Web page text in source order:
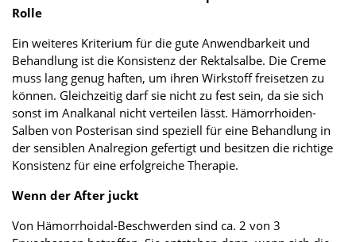
Rolle
Ein weiteres Kriterium für die gute Anwendbarkeit und
Behandlung ist die Konsistenz der Rektalsalbe. Die Creme
muss lang genug haften, um ihren Wirkstoff freisetzen zu
können. Gleichzeitig darf sie nicht zu fest sein, da sie sich
sonst im Analkanal nicht verteilen lässt. Hämorrhoiden-
Salben von Posterisan sind speziell für eine Behandlung in
der sensiblen Analregion gefertigt und besitzen die richtige
Konsistenz für eine erfolgreiche Therapie.
Wenn der After juckt
Von Hämorrhoidal-Beschwerden sind ca. 2 von 3